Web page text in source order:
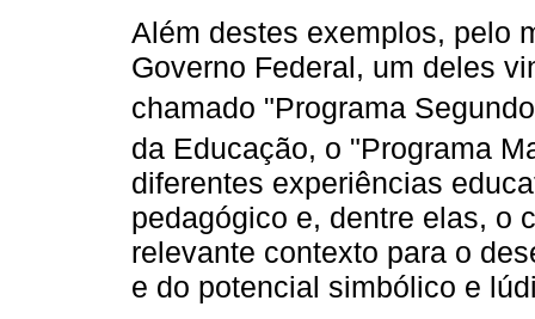
Além destes exemplos, pelo
Governo Federal, um deles
chamado "Programa
da Educação, o "Programa
diferentes experiências
pedagógico e, dentre elas, o
relevante contexto para o
e do potencial simbólico e